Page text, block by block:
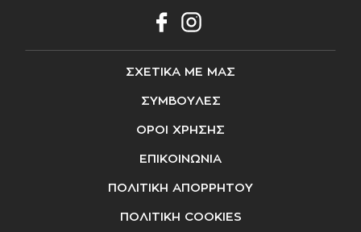
ΣΧΕΤΙΚΑ ΜΕ ΜΑΣ
ΣΥΜΒΟΥΛΕΣ
ΟΡΟΙ ΧΡΗΣΗΣ
ΕΠΙΚΟΙΝΩΝΙΑ
ΠΟΛΙΤΙΚΗ ΑΠΟΡΡΗΤΟΥ
ΠΟΛΙΤΙΚΗ COOKIES